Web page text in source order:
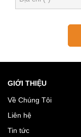
GIỚI THIỆU
Về Chúng Tôi
Liên hệ
Tin tức